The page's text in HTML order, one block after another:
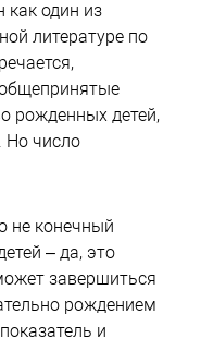
один из
литературе по
рожденных детей,
Но число
не конечный
– да, это
завершиться
рождением
и